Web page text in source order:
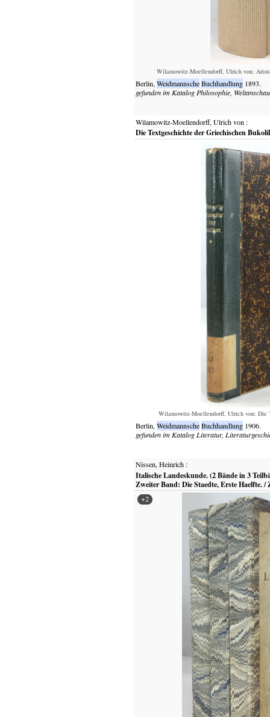
Wilamowitz-Moellendorff, Ulrich von:
Berlin, Weidmannsche Buchhandlung 1893.
gefunden im Katalog Philosophie,
Wilamowitz-Moellendorff, Ulrich von:
Die Textgeschichte der Griechischen
Wilamowitz-Moellendorff, Ulrich von: Die
Berlin, Weidmannsche Buchhandlung 1906.
gefunden im KatalogLiteratur,
Nissen, Heinrich:
Italische Landeskunde. (2 Bände in 3
Zweiter Band: Die Staedte, Erste Haelfte.
+2